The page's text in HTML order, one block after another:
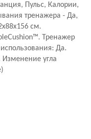
Пульс, Калории,
тренажера - Да,
см.
Тренажер
Да.
Изменение угла